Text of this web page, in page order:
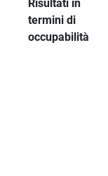
Risultati in
termini di
occupabilità